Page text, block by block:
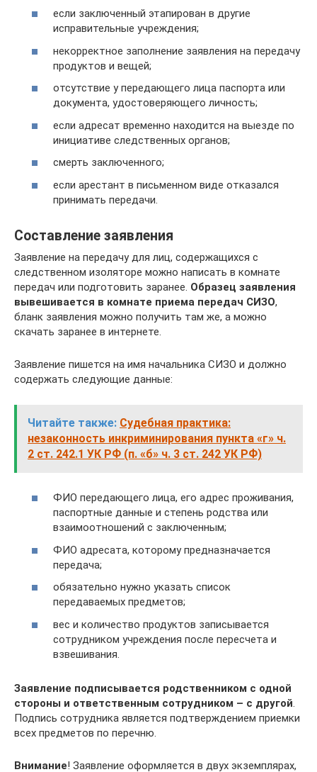
если заключенный этапирован в другие
исправительные учреждения;
некорректное заполнение заявления на передачу
продуктов и вещей;
отсутствие у передающего лица паспорта или
документа, удостоверяющего личность;
если адресат временно находится на выезде по
инициативе следственных органов;
смерть заключенного;
если арестант в письменном виде отказался
принимать передачи.
Составление заявления
Заявление на передачу для лиц, содержащихся с
следственном изоляторе можно написать в комнате
передач или подготовить заранее. Образец заявления
вывешивается в комнате приема передач СИЗО,
бланк заявления можно получить там же, а можно
скачать заранее в интернете.
Заявление пишется на имя начальника СИЗО и должно
содержать следующие данные:
Читайте также: Судебная практика:
незаконность инкриминирования пункта «г» ч.
2 ст. 242.1 УК РФ (п. «б» ч. 3 ст. 242 УК РФ)
ФИО передающего лица, его адрес проживания,
паспортные данные и степень родства или
взаимоотношений с заключенным;
ФИО адресата, которому предназначается
передача;
обязательно нужно указать список
передаваемых предметов;
вес и количество продуктов записывается
сотрудником учреждения после пересчета и
взвешивания.
Заявление подписывается родственником с одной
стороны и ответственным сотрудником – с другой
Подпись сотрудника является подтверждением приемки
всех предметов по перечню.
Внимание! Заявление оформляется в двух экземплярах,